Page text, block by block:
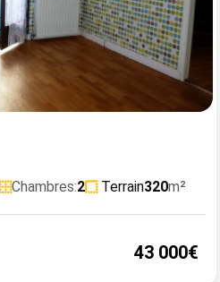
Chambres:2 Terrain320m²
43 000€